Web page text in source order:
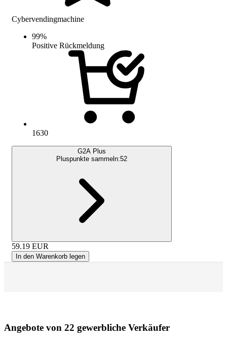
Cybervendingmachine
99%
Positive Rückmeldung
1630
G2A Plus
Pluspunkte sammeln:52
59.19 EUR
In den Warenkorb legen
Angebote von 22 gewerbliche Verkäufer